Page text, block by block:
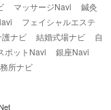
マッサージNavi
鍼灸
フェイシャルエステ
ナビ 結婚式場ナビ
自
ポットNavi
銀座Navi
所ナビ